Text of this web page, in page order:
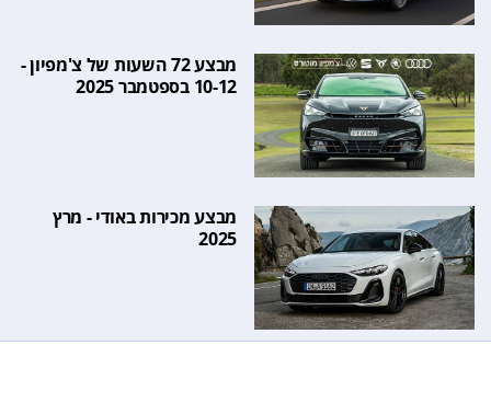
מבצע 72 השעות של צ'מפיון -
10-12 בספטמבר 2025
מבצע מכירות באודי - מרץ
2025